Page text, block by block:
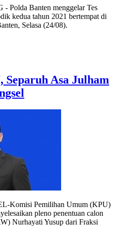
Polda Banten menggelar Tes
kedua tahun 2021 bertempat di
Selasa (24/08).
Separuh Asa Julham
Komisi Pemilihan Umum (KPU)
pleno penentuan calon
Nurhayati Yusup dari Fraksi